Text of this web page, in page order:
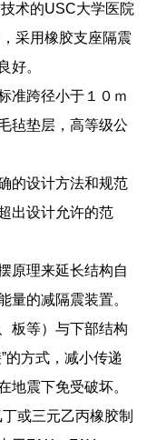
术的USC大学医院
采用橡胶支座隔震
好。
准跨径小于１０ｍ
毡垫层，高等级公
的设计方法和规范
出设计允许的范
原理来延长结构自
量的减隔震装置。
板等）与下部结构
的方式，减小传递
地震下免受破坏。
或三元乙丙橡胶制